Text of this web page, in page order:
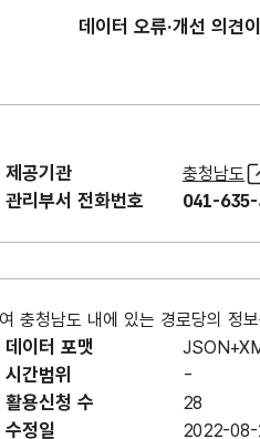
데이터 오류·개선 의견
제공기관 충청남도
관리부서 전화번호 041-
충청남도 내에 있는 경로당의 정
데이터 포맷
시간범위 -
활용신청 수 28
수정일 2022-08-